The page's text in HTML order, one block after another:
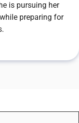
is pursuing her
preparing for